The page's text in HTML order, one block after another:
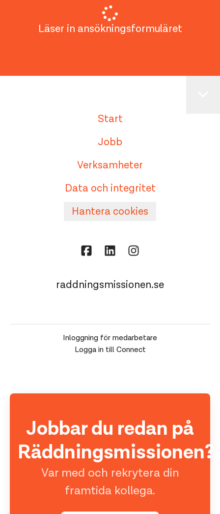
Läser in ansökningsformuläret
Start
Jobb
Verksamheter
Data och integritet
Hantera cookies
raddningsmissionen.se
Inloggning för medarbetare
Logga in till Connect
Jobbar du redan på
Räddningsmissionen?
Var med och rekrytera din
framtida kollega.